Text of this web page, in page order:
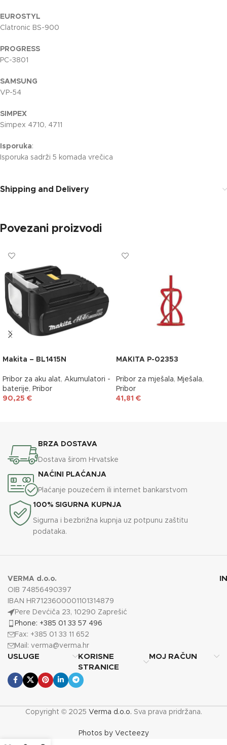
EUROSTYL
Clatronic BS-900
PROGRESS
PC-3801
SAMSUNG
VP-54
SIMPEX
Simpex 4710, 4711
Isporuka:
Isporuka sadrži 5 komada vrečica
Shipping and Delivery
Povezani proizvodi
Makita – BL1415N
Pribor za aku alat, Akumulatori -
baterije, Pribor
90,25 €
MAKITA P-02353
Pribor za mješala, Mješala,
Pribor
41,81 €
BRZA DOSTAVA
Dostava širom Hrvatske
NAĆINI PLAĆANJA
Plaćanje pouzećem ili internet bankarstvom
100% SIGURNA KUPNJA
Sigurna i bezbrižna kupnja uz potpunu zaštitu
podataka.
VERMA d.o.o.
OIB 74856490397
IBAN HR7123600001101314879
Pere Devćiča 23, 10290 Zaprešić
Phone: +385 01 33 57 496
Fax: +385 01 33 11 652
Mail: verma@verma.hr
USLUGE
KORISNE
STRANICE
MOJ RAČUN
Copyright © 2025 Verma d.o.o. Sva prava pridržana.
Photos by Vecteezy